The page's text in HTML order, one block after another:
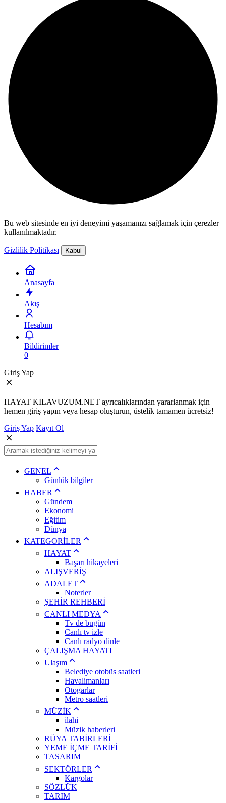
Bu web sitesinde en iyi deneyimi yaşamanızı sağlamak için çerezler
kullanılmaktadır.
Gizlilik Politikası Kabul
Anasayfa
Akış
Hesabım
Bildirimler
0
Giriş Yap
HAYAT KILAVUZUM.NET ayrıcalıklarından yararlanmak için
hemen giriş yapın veya hesap oluşturun, üstelik tamamen ücretsiz!
Giriş Yap Kayıt Ol
GENEL
Günlük bilgiler
HABER
Gündem
Ekonomi
Eğitim
Dünya
KATEGORİLER
HAYAT
Başarı hikayeleri
ALIŞVERİŞ
ADALET
Noterler
ŞEHİR REHBERİ
CANLI MEDYA
Tv de bugün
Canlı tv izle
Canlı radyo dinle
ÇALIŞMA HAYATI
Ulaşım
Belediye otobüs saatleri
Havalimanları
Otogarlar
Metro saatleri
MÜZİK
ilahi
Müzik haberleri
RÜYA TABİRLERİ
YEME İÇME TARİFİ
TASARIM
SEKTÖRLER
Kargolar
SÖZLÜK
TARIM